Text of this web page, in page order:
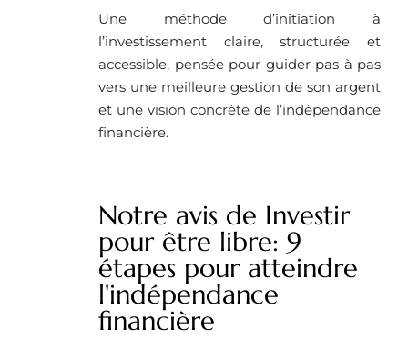
Une méthode d’initiation à
l’investissement claire, structurée et
accessible, pensée pour guider pas à pas
vers une meilleure gestion de son argent
et une vision concrète de l’indépendance
financière.
Notre avis de Investir
pour être libre: 9
étapes pour atteindre
l'indépendance
financière